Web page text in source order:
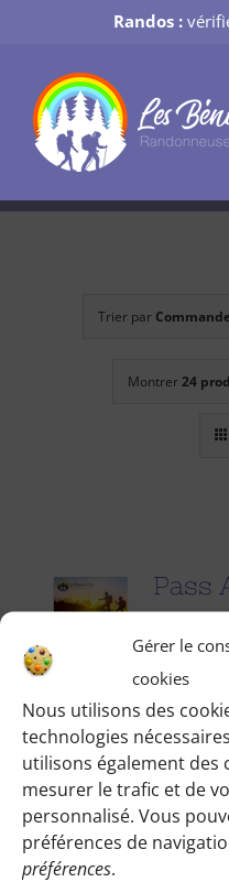
Randos :
Gérer le
cookies
Nous utilisons des
technologies
utilisons également
mesurer le trafic et de
personnalisé. Vous
préférences de
préférences.
contenu
Trier par
Montrer24
Pass
25.00€
Accédez
pratiques
rendez-
participez